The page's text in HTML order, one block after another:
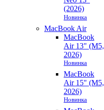
(2026)
Новинка
MacBook Air
MacBook
Air 13" (M5,
2026)
Новинка
MacBook
Air 15" (M5,
2026)
Новинка